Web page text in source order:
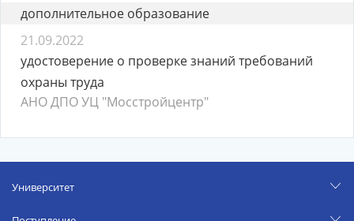
дополнительное образование
21.09.2022
удостоверение о проверке знаний требований
охраны труда
АНО ДПО УЦ "Мосстройцентр"
Университет